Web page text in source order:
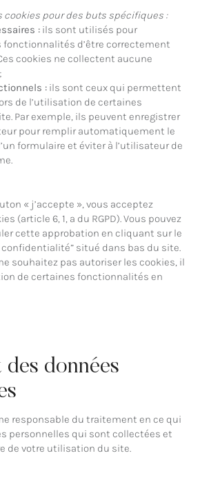
cookies pour des buts spécifiques :
: ils sont utilisés pour
fonctionnalités d’être correctement
cookies ne collectent aucune
: ils sont ceux qui permettent
de l’utilisation de certaines
Par exemple, ils peuvent enregistrer
pour remplir automatiquement le
formulaire et éviter à l’utilisateur de
« j’accepte », vous acceptez
(article 6, 1, a du RGPD). Vous pouvez
cette approbation en cliquant sur le
situé dans bas du site.
souhaitez pas autoriser les cookies, il
de certaines fonctionnalités en
données
responsable du traitement en ce qui
personnelles qui sont collectées et
de votre utilisation du site.